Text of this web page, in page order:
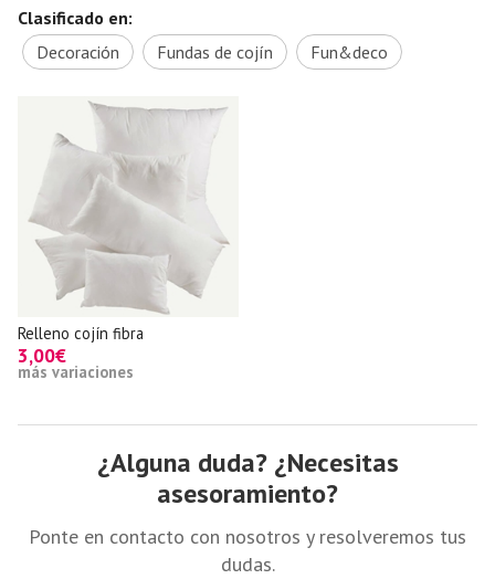
Clasificado en:
Decoración
Fundas de cojín Fun&deco
Relleno cojín fibra
3,00€
más variaciones
¿Alguna duda? ¿Necesitas
asesoramiento?
Ponte en contacto con nosotros y resolveremos tus
dudas.